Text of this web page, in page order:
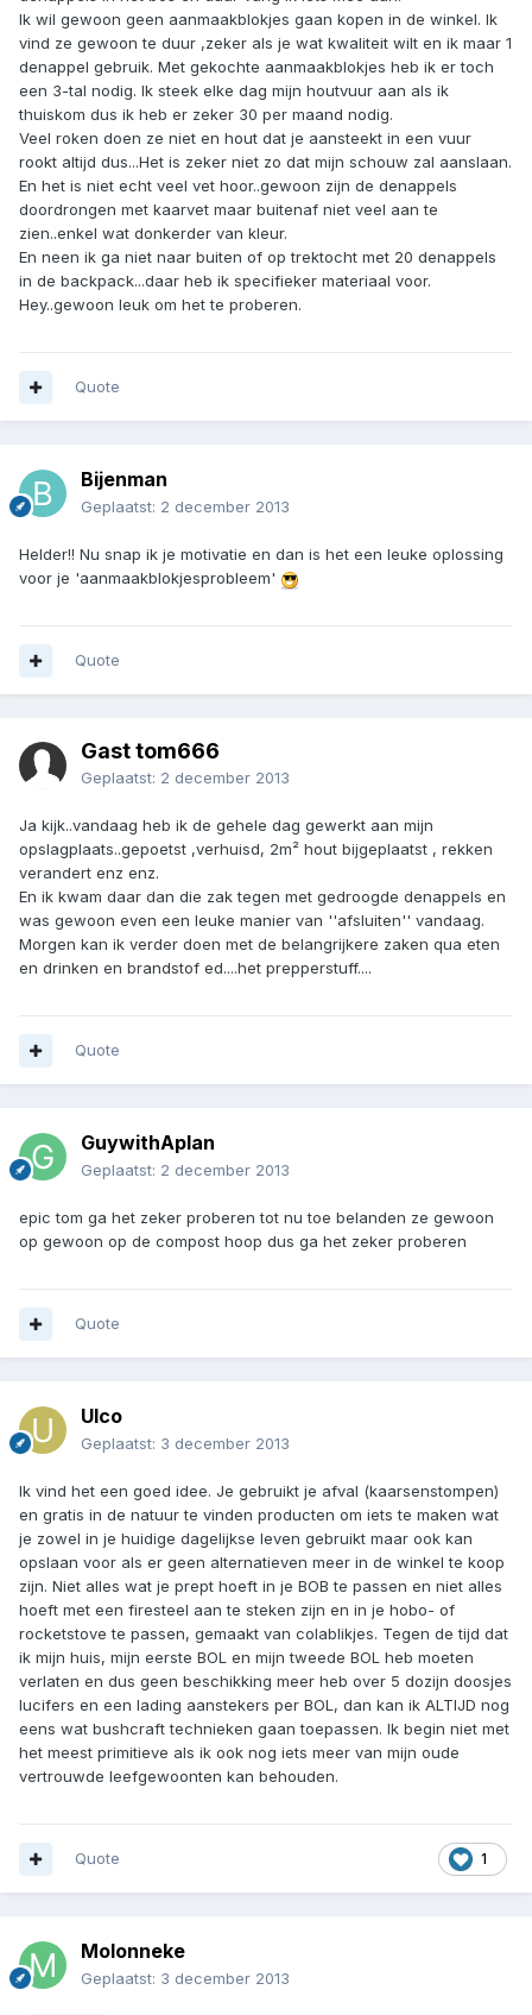
Ik wil gewoon geen aanmaakblokjes gaan kopen in de winkel. Ik
vind ze gewoon te duur ,zeker als je wat kwaliteit wilt en ik maar 1
denappel gebruik. Met gekochte aanmaakblokjes heb ik er toch
een 3-tal nodig. Ik steek elke dag mijn houtvuur aan als ik
thuiskom dus ik heb er zeker 30 per maand nodig.
Veel roken doen ze niet en hout dat je aansteekt in een vuur
rookt altijd dus...Het is zeker niet zo dat mijn schouw zal aanslaan.
En het is niet echt veel vet hoor..gewoon zijn de denappels
doordrongen met kaarvet maar buitenaf niet veel aan te
zien..enkel wat donkerder van kleur.
En neen ik ga niet naar buiten of op trektocht met 20 denappels
in de backpack...daar heb ik specifieker materiaal voor.
Hey..gewoon leuk om het te proberen.
Quote
Bijenman
Geplaatst: 2 december 2013
Helder!! Nu snap ik je motivatie en dan is het een leuke oplossing
voor je 'aanmaakblokjesprobleem'
Quote
Gast tom666
Geplaatst: 2 december 2013
Ja kijk..vandaag heb ik de gehele dag gewerkt aan mijn
opslagplaats..gepoetst ,verhuisd, 2m² hout bijgeplaatst , rekken
verandert enz enz.
En ik kwam daar dan die zak tegen met gedroogde denappels en
was gewoon even een leuke manier van ''afsluiten'' vandaag.
Morgen kan ik verder doen met de belangrijkere zaken qua eten
en drinken en brandstof ed....het prepperstuff....
Quote
GuywithAplan
Geplaatst: 2 december 2013
epic tom ga het zeker proberen tot nu toe belanden ze gewoon
op gewoon op de compost hoop dus ga het zeker proberen
Quote
Ulco
Geplaatst: 3 december 2013
Ik vind het een goed idee. Je gebruikt je afval (kaarsenstompen)
en gratis in de natuur te vinden producten om iets te maken wat
je zowel in je huidige dagelijkse leven gebruikt maar ook kan
opslaan voor als er geen alternatieven meer in de winkel te koop
zijn. Niet alles wat je prept hoeft in je BOB te passen en niet alles
hoeft met een firesteel aan te steken zijn en in je hobo- of
rocketstove te passen, gemaakt van colablikjes. Tegen de tijd dat
ik mijn huis, mijn eerste BOL en mijn tweede BOL heb moeten
verlaten en dus geen beschikking meer heb over 5 dozijn doosjes
lucifers en een lading aanstekers per BOL, dan kan ik ALTIJD nog
eens wat bushcraft technieken gaan toepassen. Ik begin niet met
het meest primitieve als ik ook nog iets meer van mijn oude
vertrouwde leefgewoonten kan behouden.
1
Quote
Molonneke
Geplaatst: 3 december 2013